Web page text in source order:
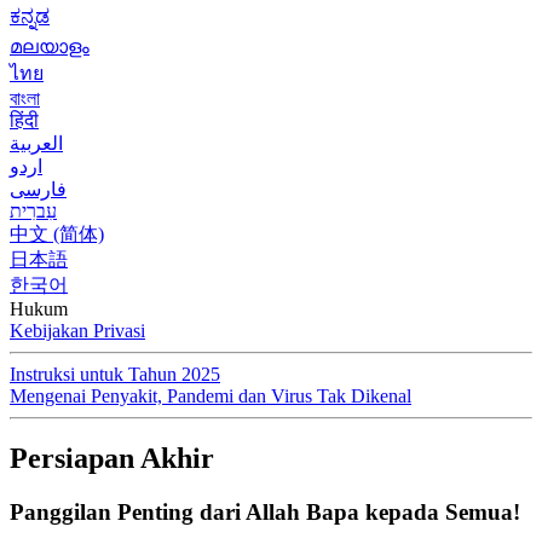
ಕನ್ನಡ
മലയാളം
ไทย
বাংলা
हिंदी
العربية
اردو
فارسی
עִברִית
中文 (简体)
日本語
한국어
Hukum
Kebijakan Privasi
Instruksi untuk Tahun 2025
Mengenai Penyakit, Pandemi dan Virus Tak Dikenal
Persiapan Akhir
Panggilan Penting dari Allah Bapa kepada Semua!